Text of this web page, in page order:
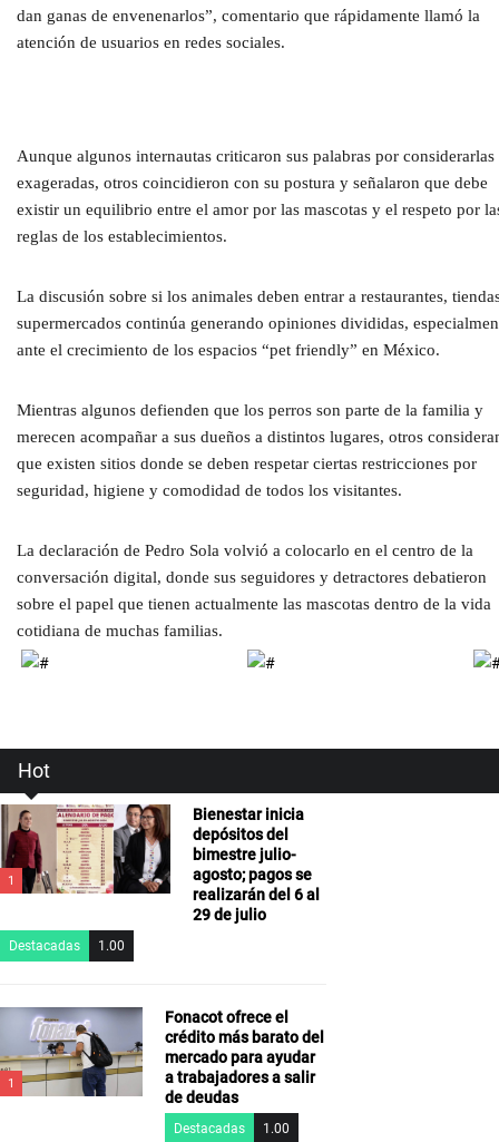
dan ganas de envenenarlos”, comentario que rápidamente llamó la
atención de usuarios en redes sociales.
Aunque algunos internautas criticaron sus palabras por considerarlas
exageradas, otros coincidieron con su postura y señalaron que debe
existir un equilibrio entre el amor por las mascotas y el respeto por
reglas de los establecimientos.
La discusión sobre si los animales deben entrar a restaurantes,
supermercados continúa generando opiniones divididas,
ante el crecimiento de los espacios “pet friendly” en México.
Mientras algunos defienden que los perros son parte de la familia y
merecen acompañar a sus dueños a distintos lugares, otros
que existen sitios donde se deben respetar ciertas restricciones por
seguridad, higiene y comodidad de todos los visitantes.
La declaración de Pedro Sola volvió a colocarlo en el centro de la
conversación digital, donde sus seguidores y detractores debatieron
sobre el papel que tienen actualmente las mascotas dentro de la vida
cotidiana de muchas familias.
Hot
1
Bienestar inicia
depósitos del
bimestre julio-
agosto; pagos se
realizarán del 6 al
29 de julio
Destacadas 1.00
1
Fonacot ofrece el
crédito más barato del
mercado para ayudar
a trabajadores a salir
de deudas
Destacadas 1.00